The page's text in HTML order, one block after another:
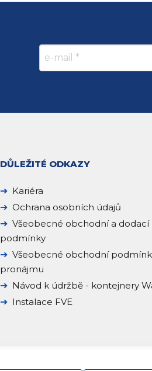
DŮLEŽITÉ ODKAZY
Kariéra
Ochrana osobních údajů
Všeobecné obchodní a dodací
podmínky
Všeobecné obchodní
pronájmu
Návod k údržbě - kontejnery
Instalace FVE